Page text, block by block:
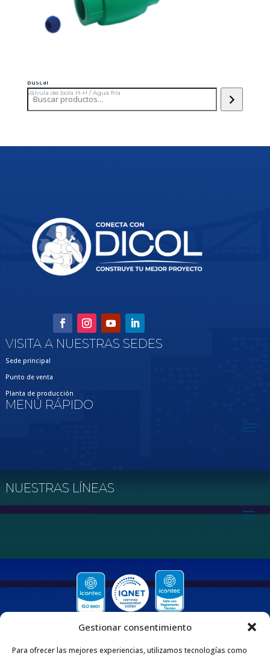
Gestionar consentimiento
Para ofrecer las mejores experiencias, utilizamos tecnologías como
Válvula de bola H-H / Agua fría
Buscar
VISITA A NUESTRAS SEDES
Sede principal
Punto de venta
Planta de producción
MENÚ RÁPIDO
NUESTRAS LÍNEAS